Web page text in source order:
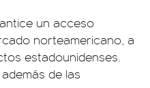
un acceso
norteamericano, a
estadounidenses.
de las